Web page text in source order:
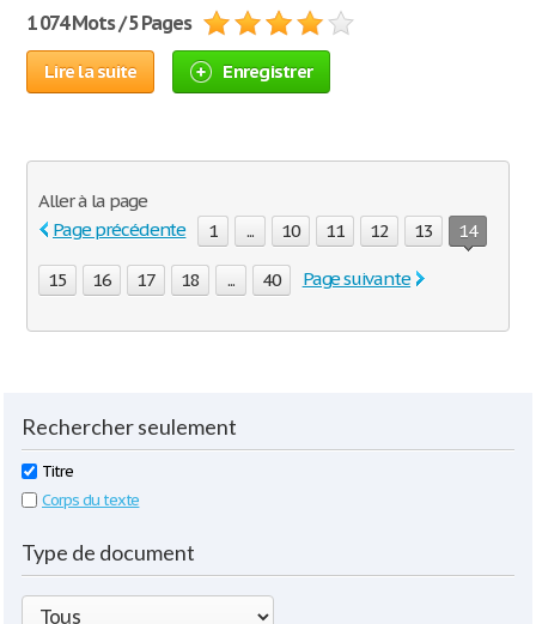
1 074 Mots / 5 Pages
Lire la suite Enregistrer
Aller à la page
Page précédente
1 ... 10 11 12 13 14
15 16 17 18 ... 40 Page suivante
Rechercher seulement
Titre
Corps du texte
Type de document